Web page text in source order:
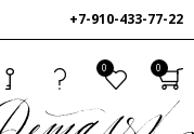
+7-910-433-77-22
0 0